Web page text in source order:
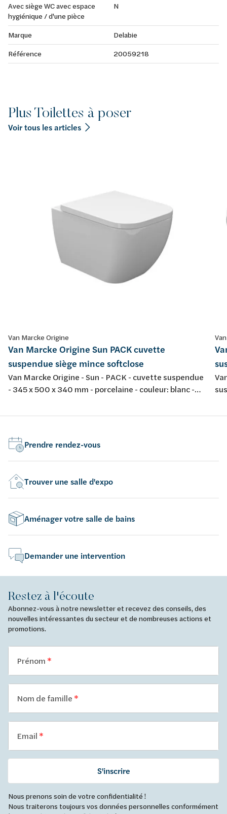
Avec siège WC avec espace
hygiénique / d'une pièce
N
Marque
Delabie
Référence
20059218
Plus Toilettes à poser
Voir tous les articles
Van Marcke Origine
Van Marcke Origine Sun PACK cuvette
suspendue siège mince softclose
Van Marcke Origine - Sun - PACK - cuvette suspendue
- 345 x 500 x 340 mm - porcelaine - couleur: blanc -
Prendre rendez-vous
Trouver une salle d'expo
Aménager votre salle de bains
Demander une intervention
Restez à l'écoute
Abonnez-vous à notre newsletter et recevez des conseils, des
nouvelles intéressantes du secteur et de nombreuses actions et
promotions.
Prénom
Nom de famille
Email
S'inscrire
Nous prenons soin de votre confidentialité !
Nous traiterons toujours vos données personnelles conformément